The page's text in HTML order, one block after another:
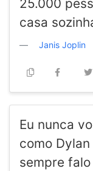
25.000
casa
Janis Joplin
Eu nunca
como
sempre